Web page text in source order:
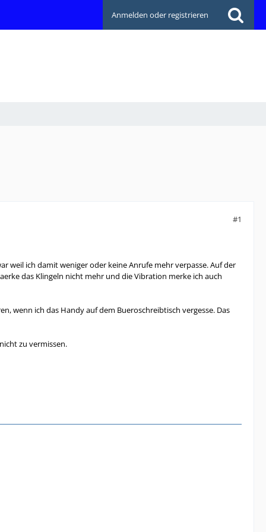
Anmelden oder registrieren
#1
weil ich damit weniger oder keine Anrufe mehr verpasse. Auf der
das Klingeln nicht mehr und die Vibration merke ich auch
wenn ich das Handy auf dem Bueroschreibtisch vergesse. Das
zu vermissen.